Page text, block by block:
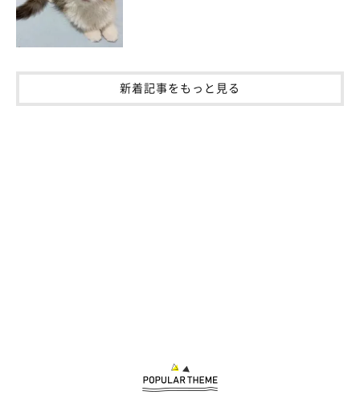
飼い主さん：
っていたので、すぐに家族にお迎えしました。第一印象は
キの子どもみたいだな』と思っていました（笑）」
新着記事をもっと見る